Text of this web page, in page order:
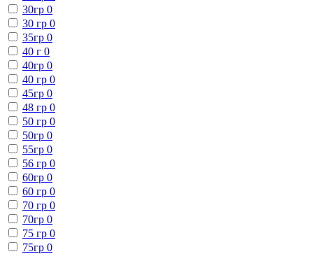
30гр 0
30 гр 0
35гр 0
40 г 0
40гр 0
40 гр 0
45гр 0
48 гр 0
50 гр 0
50гр 0
55гр 0
56 гр 0
60гр 0
60 гр 0
70 гр 0
70гр 0
75 гр 0
75гр 0